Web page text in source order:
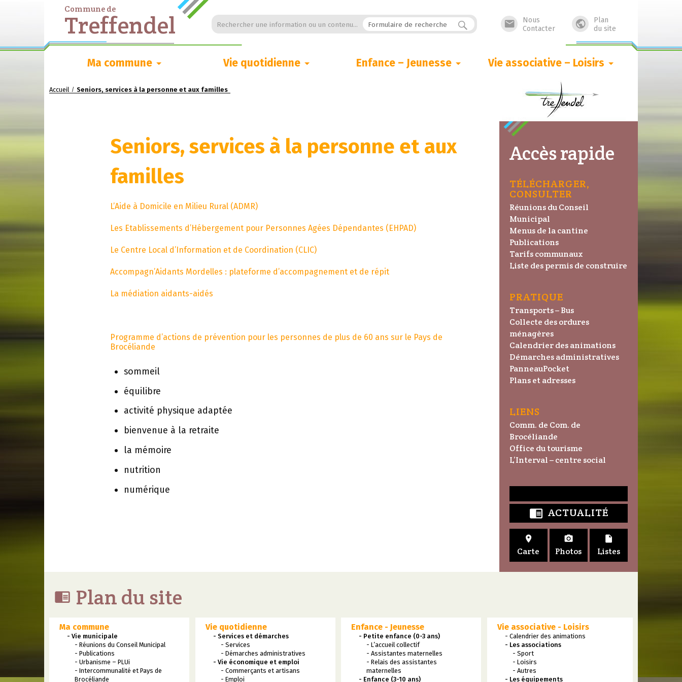
Commune de
Treffendel Rechercher une information ou un contenu... 
Plan
du site

Nous
Contacter
Ma commune Vie quotidienne Enfance – Jeunesse Vie associative – Loisirs
Accueil / Seniors, services à la personne et aux familles
Seniors, services à la personne et aux
familles
L’Aide à Domicile en Milieu Rural (ADMR)
Les Etablissements d’Hébergement pour Personnes Agées Dépendantes (EHPAD)
Le Centre Local d’Information et de Coordination (CLIC)
Accompagn’Aidants Mordelles : plateforme d’accompagnement et de répit
La médiation aidants-aidés
Programme d’actions de prévention pour les personnes de plus de 60 ans sur le Pays de
Brocéliande
sommeil
équilibre
activité physique adaptée
bienvenue à la retraite
la mémoire
nutrition
numérique
Accès rapide
TÉLÉCHARGER,
CONSULTER
Réunions du Conseil
Municipal
Menus de la cantine
Publications
Tarifs communaux
Liste des permis de construire
PRATIQUE
Transports – Bus
Collecte des ordures
ménagères
Calendrier des animations
Démarches administratives
PanneauPocket
Plans et adresses
LIENS
Comm. de Com. de
Brocéliande
Office du tourisme
L’Interval – centre social
 ACTUALITÉ

Carte

Photos

Listes
 Plan du site
Ma commune
- Vie municipale
- Réunions du Conseil Municipal
- Publications
- Urbanisme – PLUi
- Intercommunalité et Pays de
Brocéliande
Vie quotidienne
- Services et démarches
- Services
- Démarches administratives
- Vie économique et emploi
- Commerçants et artisans
- Emploi
Enfance - Jeunesse
- Petite enfance (0-3 ans)
- L’accueil collectif
- Assistantes maternelles
- Relais des assistantes
maternelles
- Enfance (3-10 ans)
Vie associative - Loisirs
- Calendrier des animations
- Les associations
- Sport
- Loisirs
- Autres
- Les équipements